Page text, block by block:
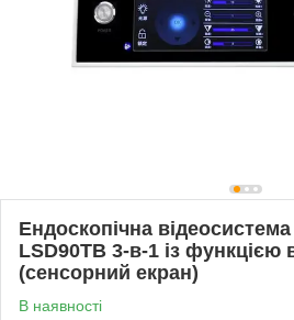
Ендоскопічна
LSD90TB 3-в-1 із функцією
(сенсорний екран)
В наявності